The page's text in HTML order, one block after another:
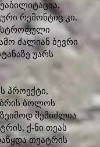
რემონტიც კი.
ძალიან ბევრი
უარს
პროექტი,
ბოლოს
შემიძლია
ქ-ნი თეას
თეატრის